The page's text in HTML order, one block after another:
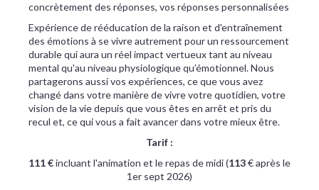
concrètement des réponses, vos réponses personnalisées
Expérience de rééducation de la raison et d'entraînement
des émotions à se vivre autrement pour un ressourcement
durable qui aura un réel impact vertueux tant au niveau
mental qu'au niveau physiologique qu’émotionnel. Nous
partagerons aussi vos expériences, ce que vous avez
changé dans votre manière de vivre votre quotidien, votre
vision de la vie depuis que vous êtes en arrêt et pris du
recul et, ce qui vous a fait avancer dans votre mieux être.
Tarif :
111 €incluant l'animation et le repas de midi (113€ après le
1er sept 2026)